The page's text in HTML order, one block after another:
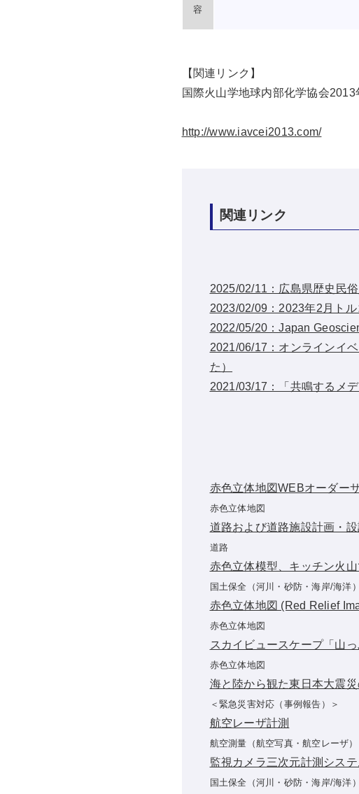
容
【関連リンク】
国際火山学地球内部化学協会2013
http://www.iavcei2013.com/
関連リンク
2025/02/11：広島県歴史民
2023/02/09：2023年2月ト
2022/05/20：Japan
2021/06/17：オンラインイ
た）
2021/03/17：「共鳴するメ
赤色立体地図WEBオーダー
赤色立体地図
道路および道路施設計画・
道路
赤色立体模型、キッチン火
国土保全（河川・砂防・海岸/海洋）
赤色立体地図 (Red Relief
赤色立体地図
スカイビュースケープ「山っ
赤色立体地図
海と陸から観た東日本大震
＜緊急災害対応（事例報告）＞
航空レーザ計測
航空測量（航空写真・航空レーザ）
監視カメラ三次元計測システ
国土保全（河川・砂防・海岸/海洋